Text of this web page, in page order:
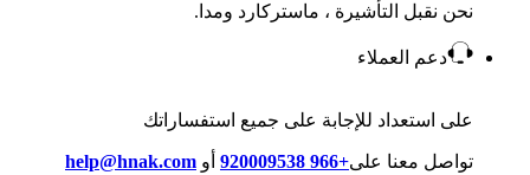
نحن نقبل التأشيرة ، ماستركارد ومدا.
دعم العملاء
على استعداد للإجابة على جميع استفساراتك
تواصل معنا على+966 920009538 أو help@hnak.com